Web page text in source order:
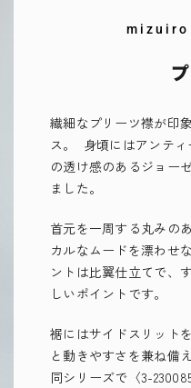
mizuiro
繊細なプリーツ襟が印
ス。 身頃にはアンテ
の透け感のあるジョー
ました。
首元を一周する丸みの
カルなムードを漂わせ
ントは比翼仕立てで、
しいポイントです。
裾にはサイドスリット
と動きやすさを兼ね備
同シリーズで〈3-